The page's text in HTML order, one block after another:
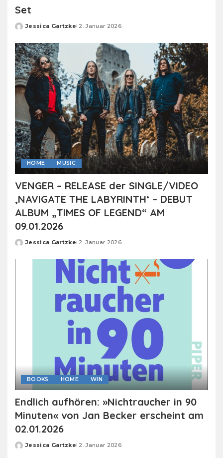
Set
Posted
Jessica Gartzke 2. Januar 2026
HOME MUSIC
VENGER – RELEASE der SINGLE/VIDEO
‚NAVIGATE THE LABYRINTH‘ – DEBUT
ALBUM „TIMES OF LEGEND“ AM
09.01.2026
Posted
Jessica Gartzke 2. Januar 2026
BOOKS HOME WIN
Endlich aufhören: »Nichtraucher in 90
Minuten« von Jan Becker erscheint am
02.01.2026
Posted
Jessica Gartzke 2. Januar 2026